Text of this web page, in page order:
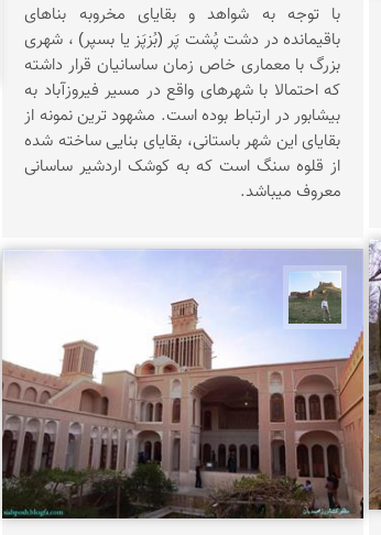
با توجه به شواهد و بقایای مخروبه بناهای
باقیمانده در دشت پُشت پَر (بُزپَز یا بسپر) ، شهری
بزرگ با معماری خاص زمان ساسانیان قرار داشته
که احتمالا با شهرهای واقع در مسیر فیروزآباد به
بیشابور در ارتباط بوده است. مشهود ترین نمونه از
بقایای این شهر باستانی، بقایای بنایی ساخته شده
از قلوه سنگ است که به کوشک اردشیر ساسانی
معروف میباشد.
مظفر کشاورزمحمدیان